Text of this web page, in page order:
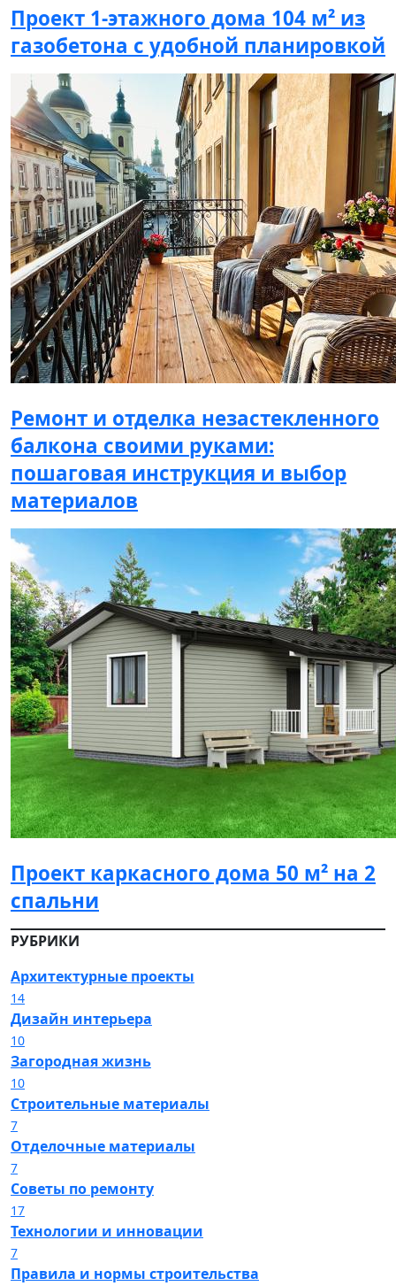
Проект 1-этажного дома 104 м² из
газобетона с удобной планировкой
Ремонт и отделка незастекленного
балкона своими руками:
пошаговая инструкция и выбор
материалов
Проект каркасного дома 50 м² на 2
спальни
РУБРИКИ
Архитектурные проекты
14
Дизайн интерьера
10
Загородная жизнь
10
Строительные материалы
7
Отделочные материалы
7
Советы по ремонту
17
Технологии и инновации
7
Правила и нормы строительства